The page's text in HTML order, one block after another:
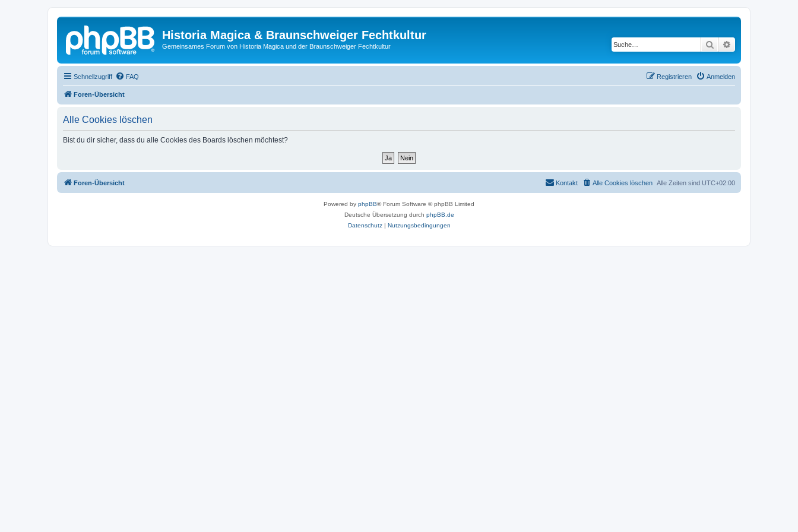
Historia Magica & Braunschweiger Fechtkultur
Gemeinsames Forum von Historia Magica und der Braunschweiger Fechtkultur Suche
Schnellzugriff FAQ Anmelden
Registrieren
Foren-Übersicht
Alle Cookies löschen
Bist du dir sicher, dass du alle Cookies des Boards löschen möchtest?
Foren-Übersicht Alle Zeiten sind UTC+02:00
Alle Cookies löschen
Kontakt
Powered by phpBB® Forum Software © phpBB Limited
Deutsche Übersetzung durch phpBB.de
Datenschutz| Nutzungsbedingungen